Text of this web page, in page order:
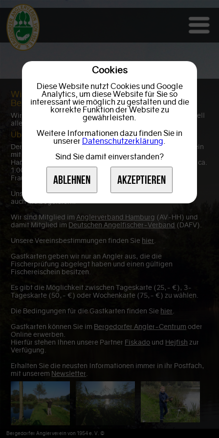
Cookies
Diese Website nutzt Cookies und Google
Analytics, um diese Website für Sie so
interessant wie möglich zu gestalten und die
korrekte Funktion der Website zu
gewährleisten.
Weitere Informationen dazu finden Sie in
unsererDatenschutzerklärung.
Sind Sie damit einverstanden?
Ablehnen Akzeptieren
Willkommen auf der Homepage des
Bergedorfer Anglervereins
Wir freuen uns über Ihr Interesse und hoffen, dass Sie schnell
alle gesuchten Informationen finden.
Über uns
Der BAV ist ein leistungsstarker und umweltbewusster Verein
mit einer Reihe von interessanten Gewässern im Großraum
Hamburg und einem moderaten Vereinsbeitrag. Wir haben ca.
1.000 Mitglieder, davon gut 100 Jugendliche und ca. 30
Frauen.
Unsere naturbelassenen Seen, Teiche und Flüsse werden
auch Sie begeistern.
Wir sind Mitglied imAnglerverband Hamburg (AV-HH) und
damit Mitglied im Deutschen Angelfischer-Verband (DAFV).
Unsere Vereinsbestimmungen finden Sie hier.
Gastkarten geben wir nur an Angler aus, die die
Fischerprüfung abgelegt haben und einen gültigen
Fischereischein besitzen.
Es gibt die Möglichkeit zwischen Tageskarte (25,- €), 3-
Tageskarte (50,- €) oder Wochenkarte (75,- €) zu wählen.
Die Bedingungen für die Gastkarten finden Sie hier.
Gastkarten können Sie im Bergedorfer Angler-Centrum oder
Online erwerben.
Hierfür stehen Ihnen unsere Partner Fiskado und Hejfish zur
Verfügung.
Erhalten Sie die neusten Informationen immer in ihr Postfach,
mit unserem Newsletter.
Bergedorfer Anglerverein von 1954 e. V. ©